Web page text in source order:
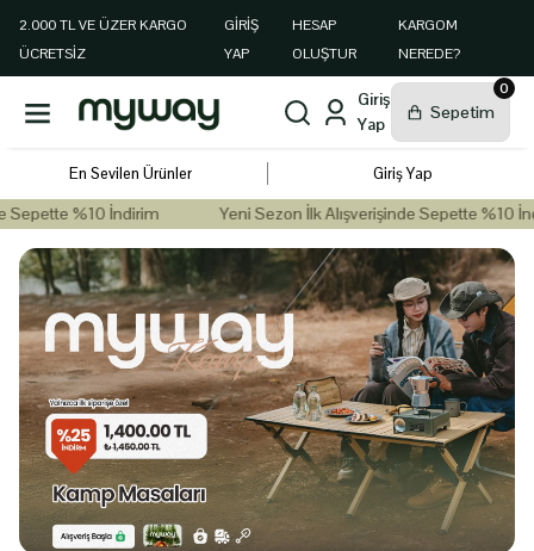
2.000 TL VE ÜZER KARGO
ÜCRETSİZ
GIRIŞ
YAP
HESAP
OLUŞTUR
KARGOM
NEREDE?
0
En Sevilen Ürünler Giriş Yap
%10 İndirim Yeni Sezon İlk Alışverişinde Sepette %10 İndirim